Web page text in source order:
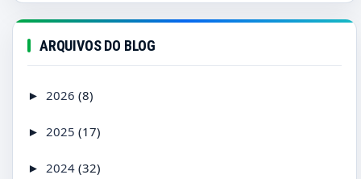
ARQUIVOS DO BLOG
► 2026 (8)
► 2025 (17)
► 2024 (32)